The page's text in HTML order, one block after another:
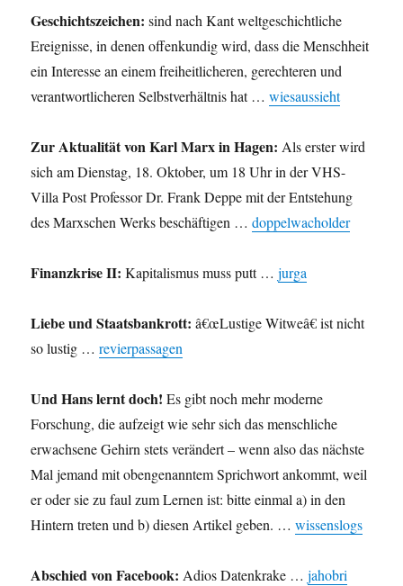
Geschichtszeichen: sind nach Kant weltgeschichtliche
Ereignisse, in denen offenkundig wird, dass die Menschheit
ein Interesse an einem freiheitlicheren, gerechteren und
verantwortlicheren Selbstverhältnis hat …wiesaussieht
Zur Aktualität von Karl Marx in Hagen: Als erster wird
sich am Dienstag, 18. Oktober, um 18 Uhr in der VHS-
Villa Post Professor Dr. Frank Deppe mit der Entstehung
des Marxschen Werks beschäftigen …doppelwacholder
Finanzkrise II: Kapitalismus muss putt …jurga
Liebe und Staatsbankrott: â€œLustige Witweâ€ ist nicht
so lustig …revierpassagen
Und Hans lernt doch! Es gibt noch mehr moderne
Forschung, die aufzeigt wie sehr sich das menschliche
erwachsene Gehirn stets verändert – wenn also das nächste
Mal jemand mit obengenanntem Sprichwort ankommt, weil
er oder sie zu faul zum Lernen ist: bitte einmal a) in den
Hintern treten und b) diesen Artikel geben. …wissenslogs
Abschied von Facebook: Adios Datenkrake …jahobri